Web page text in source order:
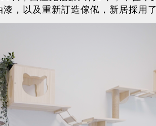
，以及重新訂造傢俬，新居採用